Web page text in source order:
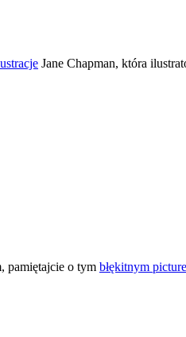
Jane Chapman, która
pamiętajcie o tym błękitnym